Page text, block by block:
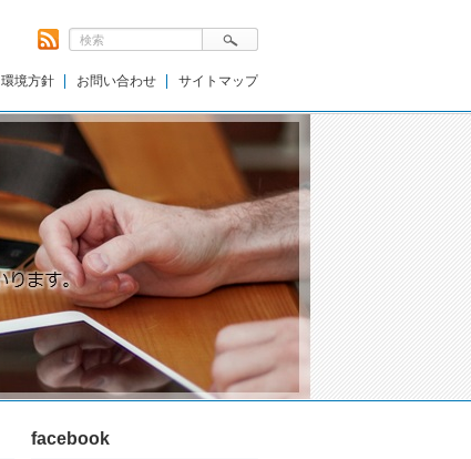
環境方針 お問い合わせ サイトマップ
facebook